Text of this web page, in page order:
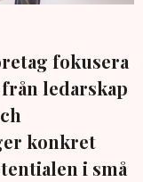
fokusera
ledarskap
konkret
i små